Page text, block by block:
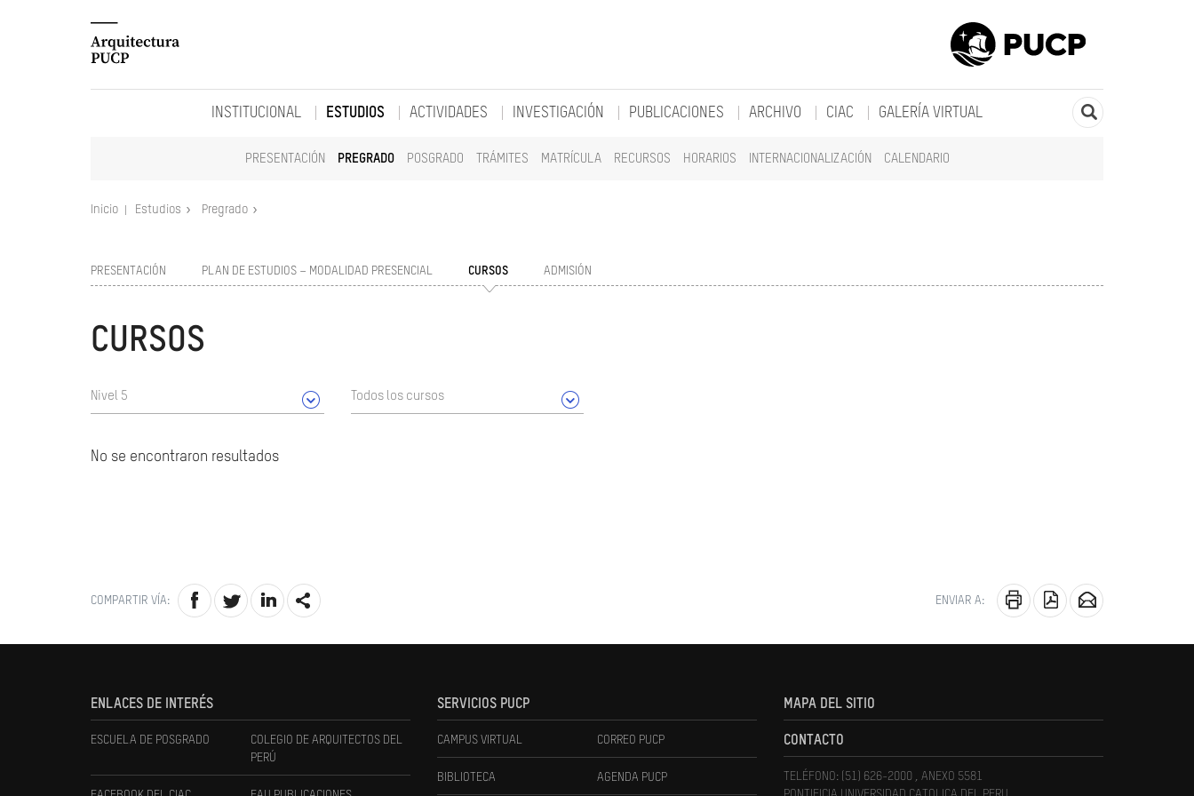
INSTITUCIONAL ESTUDIOS
PRESENTACIÓN PREGRADO POSGRADO TRÁMITES MATRÍCULA RECURSOS HORARIOS INTERNACIONALIZACIÓN CALENDARIO
ACTIVIDADES INVESTIGACIÓN PUBLICACIONES ARCHIVO CIAC GALERÍA VIRTUAL
Inicio Estudios Pregrado
PRESENTACIÓN PLAN DE ESTUDIOS – MODALIDAD PRESENCIAL CURSOS ADMISIÓN
CURSOS
Nivel 5 Todos los cursos
No se encontraron resultados
COMPARTIR VÍA: ENVIAR A:
ENLACES DE INTERÉS
ESCUELA DE POSGRADO
COLEGIO DE ARQUITECTOS DEL
PERÚ
SERVICIOS PUCP
CAMPUS VIRTUAL CORREO PUCP
BIBLIOTECA AGENDA PUCP
MAPA DEL SITIO
CONTACTO
TELÉFONO: (51) 626-2000 , ANEXO 5581